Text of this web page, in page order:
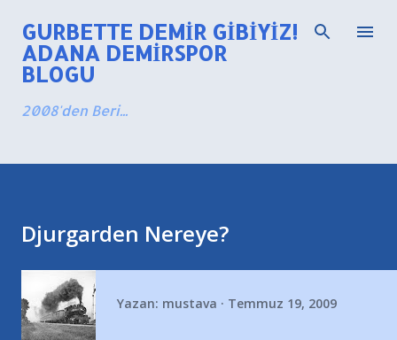
Ana içeriğe atla
GURBETTE DEMIR GIBIYIZ!
ADANA DEMIRSPOR
BLOGU
2008'den Beri...
Djurgarden Nereye?
Yazan: mustava Temmuz 19, 2009